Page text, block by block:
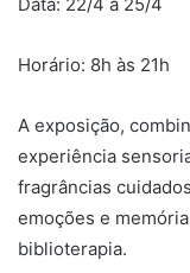
Horário: 8h às 21h
A exposição,
experiência
fragrâncias
emoções e
biblioterapia.